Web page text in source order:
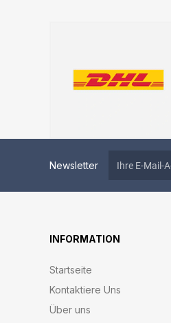
Newsletter
INFORMATION
Startseite
Kontaktiere Uns
Über uns